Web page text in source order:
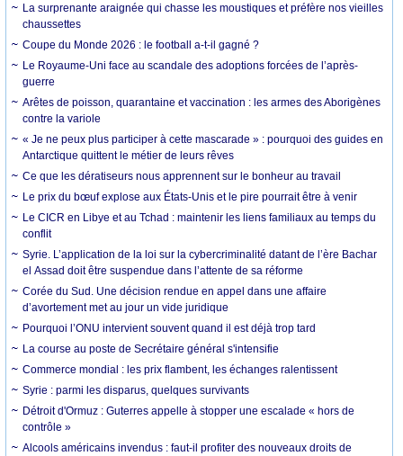
La surprenante araignée qui chasse les moustiques et préfère nos vieilles
chaussettes
Coupe du Monde 2026 : le football a-t-il gagné ?
Le Royaume-Uni face au scandale des adoptions forcées de l’après-
guerre
Arêtes de poisson, quarantaine et vaccination : les armes des Aborigènes
contre la variole
« Je ne peux plus participer à cette mascarade » : pourquoi des guides en
Antarctique quittent le métier de leurs rêves
Ce que les dératiseurs nous apprennent sur le bonheur au travail
Le prix du bœuf explose aux États-Unis et le pire pourrait être à venir
Le CICR en Libye et au Tchad : maintenir les liens familiaux au temps du
conflit
Syrie. L’application de la loi sur la cybercriminalité datant de l’ère Bachar
el Assad doit être suspendue dans l’attente de sa réforme
Corée du Sud. Une décision rendue en appel dans une affaire
d’avortement met au jour un vide juridique
Pourquoi l’ONU intervient souvent quand il est déjà trop tard
La course au poste de Secrétaire général s'intensifie
Commerce mondial : les prix flambent, les échanges ralentissent
Syrie : parmi les disparus, quelques survivants
Détroit d'Ormuz : Guterres appelle à stopper une escalade « hors de
contrôle »
Alcools américains invendus : faut-il profiter des nouveaux droits de